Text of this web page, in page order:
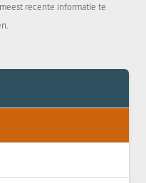
recente informatie te